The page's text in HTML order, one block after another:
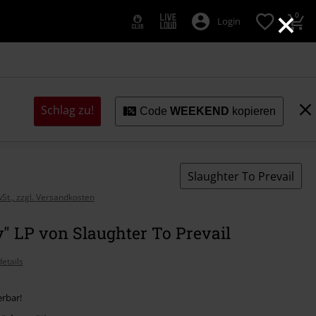
×
Login 0
Schlag zu! CodeWEEKEND kopieren
zzgl. Versandkosten
Slaughter To Prevail
LP von Slaughter To Prevail